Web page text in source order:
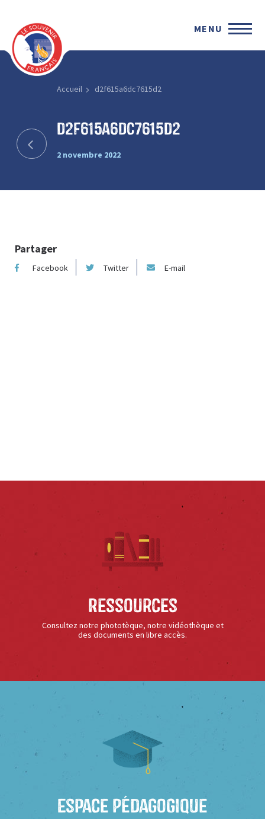
MENU
Accueil d2f615a6dc7615d2
d2f615a6dc7615d2
2 novembre 2022
Partager
Facebook Twitter E-mail
Ressources
Consultez notre phototèque, notre vidéothèque et
des documents en libre accès.
Espace Pédagogique